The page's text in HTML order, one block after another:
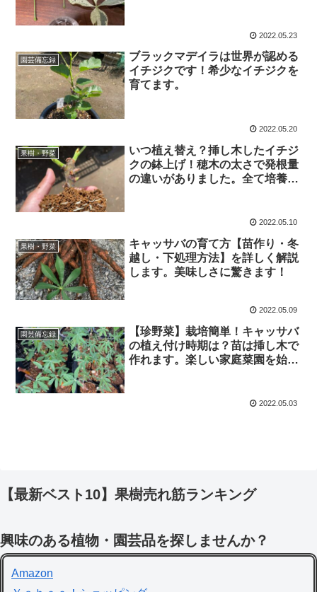
2022.05.23
園芸備忘録
ブラックマデイラは世界が認める
イチジクです！希少なイチジクを
育てます。
2022.05.20
果樹・野菜
いつ植え替え？挿し木したイチジ
クの鉢上げ！穂木の太さで発根量
の違いがありました。全て培養土
2022.05.10
果樹・野菜
キャッサバの育て方【苗作り・冬
越し・下処理方法】を詳しく解説
します。美味しさに驚きます！
2022.05.09
園芸備忘録
【珍野菜】栽培簡単！キャッサバ
の植え付け時期は？苗は挿し木で
作れます。楽しい家庭菜園を始め
2022.05.03
【最新ベスト10】果樹売れ筋ランキング
興味のある植物・園芸品を探しませんか？
Amazon